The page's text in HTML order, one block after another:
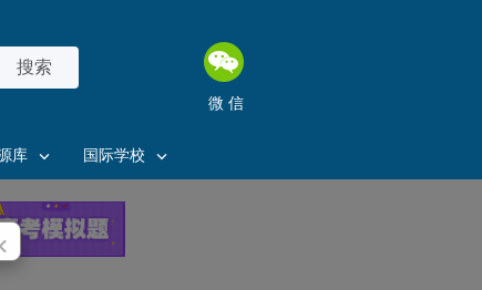
搜索
微 信
库 国际学校